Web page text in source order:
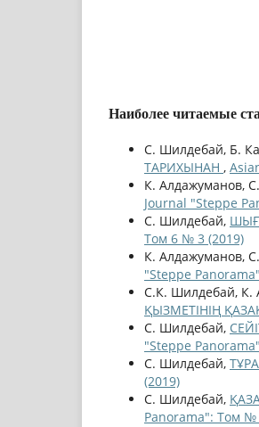
Наиболее читаемые
С. Шилдебай, Б.
ТАРИХЫНАН ,
К. Алдажуманов,
Journal "Steppe
С. Шилдебай,
Том 6 № 3 (2019)
К. Алдажуманов,
"Steppe
С.К. Шилдебай, К.
ҚЫЗМЕТІНІҢ
С. Шилдебай,
"Steppe
С. Шилдебай,
(2019)
С. Шилдебай,
Panorama": Том №